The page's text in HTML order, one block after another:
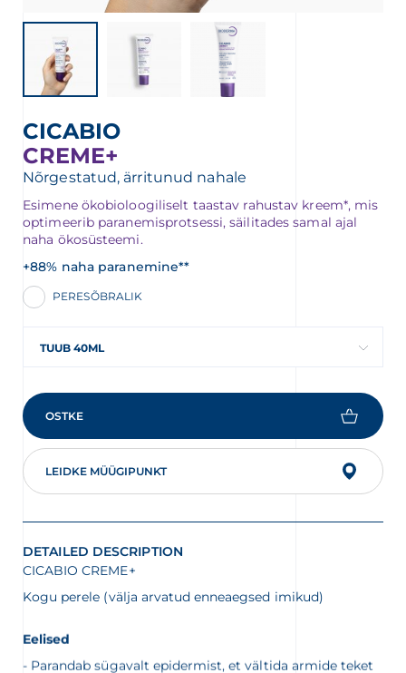
CICABIO
CREME+
Nõrgestatud, ärritunud nahale
Esimene ökobioloogiliselt taastav rahustav kreem*, mis
optimeerib paranemisprotsessi, säilitades samal ajal
naha ökosüsteemi.
+88% naha paranemine**
PERESÕBRALIK
TUUB 40ML
OSTKE
LEIDKE MÜÜGIPUNKT
DETAILED DESCRIPTION
CICABIO CREME+
Kogu perele (välja arvatud enneaegsed imikud)
Eelised
- Parandab sügavalt epidermist, et vältida armide teket